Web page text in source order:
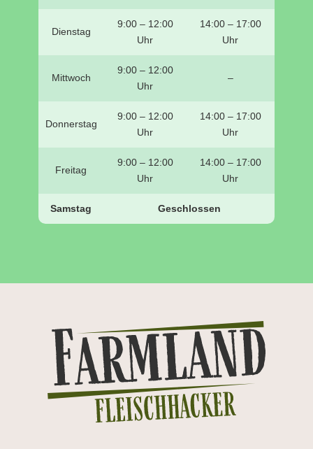
Dienstag
9:00 – 12:00
Uhr
14:00 – 17:00
Uhr
Mittwoch
9:00 – 12:00
Uhr
–
Donnerstag
9:00 – 12:00
Uhr
14:00 – 17:00
Uhr
Freitag
9:00 – 12:00
Uhr
14:00 – 17:00
Uhr
Samstag Geschlossen